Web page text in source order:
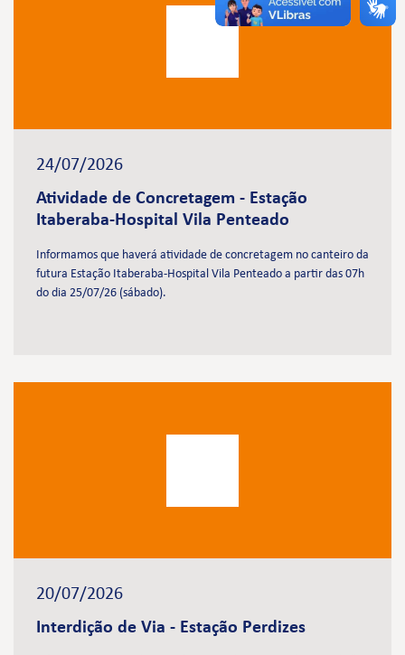
24/07/2026
Atividade de Concretagem - Estação
Itaberaba-Hospital Vila Penteado
Informamos que haverá atividade de concretagem no canteiro da
futura Estação Itaberaba-Hospital Vila Penteado a partir das 07h
do dia 25/07/26 (sábado).
20/07/2026
Interdição de Via - Estação Perdizes